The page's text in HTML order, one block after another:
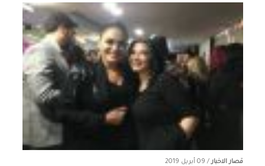
قصار الاخبار/ 09 أبريل 2019